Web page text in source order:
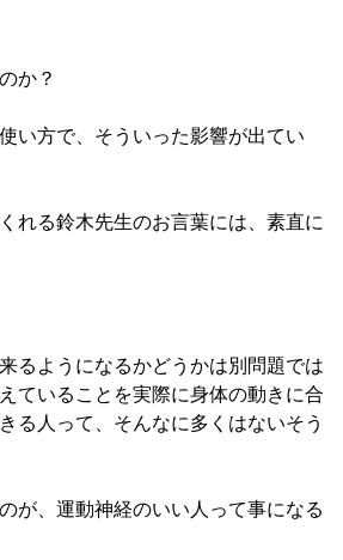
か？
い方で、そういった影響が出てい
れる鈴木先生のお言葉には、素直に
るようになるかどうかは別問題では
ていることを実際に身体の動きに合
る人って、そんなに多くはないそう
が、運動神経のいい人って事になる